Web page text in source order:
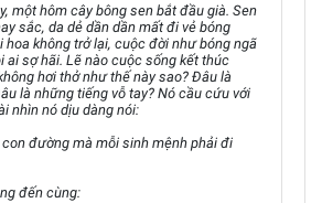
một hôm cây bông sen bắt đầu già. Sen
sắc, da dẻ dần dần mất đi vẻ bóng
hoa không trở lại, cuộc đời như bóng ngã
ai sợ hãi. Lẽ nào cuộc sống kết thúc
hơi thở như thế này sao? Đâu là
là những tiếng vỗ tay? Nó cầu cứu với
nhìn nó dịu dàng nói:
con đường mà mỗi sinh mệnh phải đi
đến cùng: